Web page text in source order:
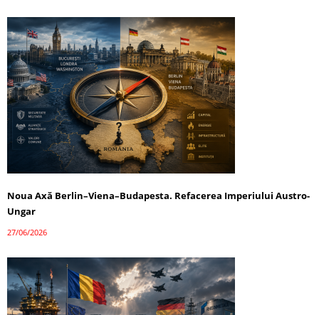
Noua Axă Berlin–Viena–Budapesta. Refacerea Imperiului Austro-
Ungar
27/06/2026